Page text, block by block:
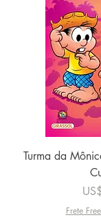
Turma da
Frete